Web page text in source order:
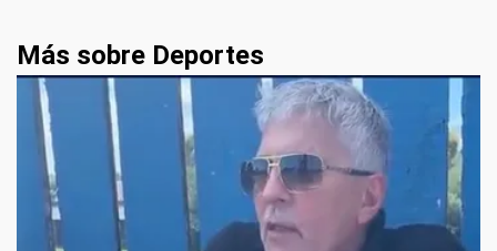
Más sobre Deportes